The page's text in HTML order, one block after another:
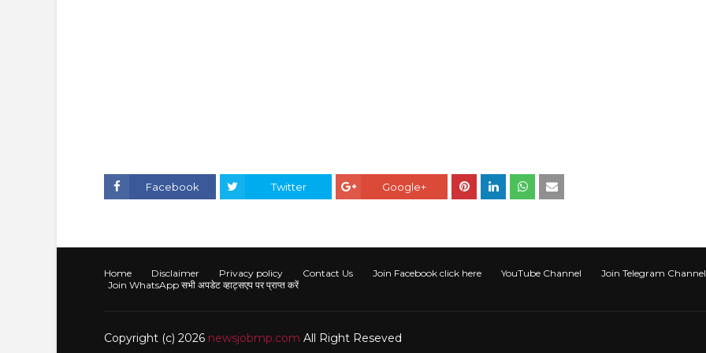
Facebook Twitter Google+
Home Disclaimer Privacy policy Contact Us Join Facebook click here YouTube Channel
Join Telegram Channel
Join WhatsApp सभी अपडेट व्हाट्सएप पर प्राप्त करें
Copyright (c) 2026 newsjobmp.com All Right Reseved